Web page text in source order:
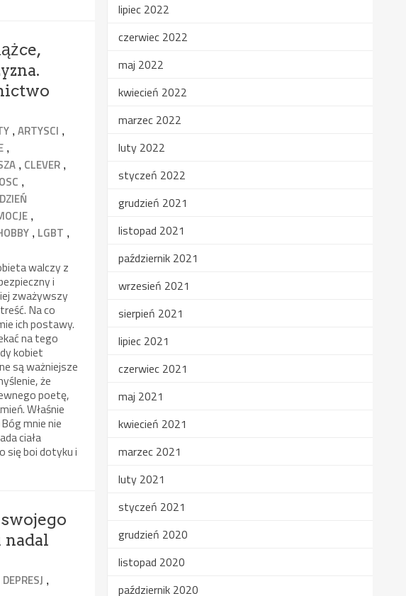
,ARTYSCI ,
,
, CLEVER ,
,
DZIEŃ
,
, LGBT ,
walczy z
i
zważywszy
Na co
ich postawy.
na tego
kobiet
są ważniejsze
że
poetę,
Właśnie
mnie nie
ciała
się boi dotyku i
nadal
DEPRESJ ,
lipiec 2022
czerwiec 2022
maj 2022
kwiecień 2022
marzec 2022
luty 2022
styczeń 2022
grudzień 2021
listopad 2021
październik 2021
wrzesień 2021
sierpień 2021
lipiec 2021
czerwiec 2021
maj 2021
kwiecień 2021
marzec 2021
luty 2021
styczeń 2021
grudzień 2020
listopad 2020
październik 2020